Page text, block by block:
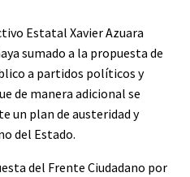
Estatal Xavier Azuara
sumado a la propuesta de
a partidos políticos y
de manera adicional se
un plan de austeridad y
del Estado.
del Frente Ciudadano por